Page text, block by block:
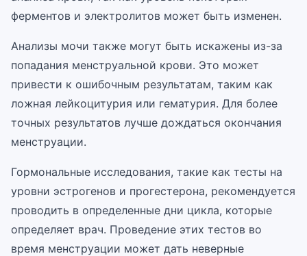
ферментов и электролитов может быть изменен.
Анализы мочи также могут быть искажены из-за
попадания менструальной крови. Это может
привести к ошибочным результатам, таким как
ложная лейкоцитурия или гематурия. Для более
точных результатов лучше дождаться окончания
менструации.
Гормональные исследования, такие как тесты на
уровни эстрогенов и прогестерона, рекомендуется
проводить в определенные дни цикла, которые
определяет врач. Проведение этих тестов во
время менструации может дать неверные